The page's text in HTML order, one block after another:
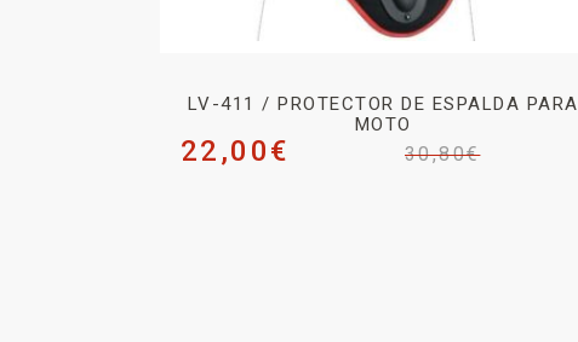
LV-411 / PROTECTOR DE ESPALDA PARA
MOTO
30,80€
22,00€